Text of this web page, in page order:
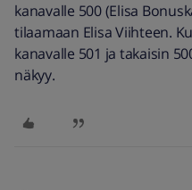
kanavalle 500 (Elisa
tilaamaan Elisa Viihteen.
kanavalle 501 ja takaisin
näkyy.